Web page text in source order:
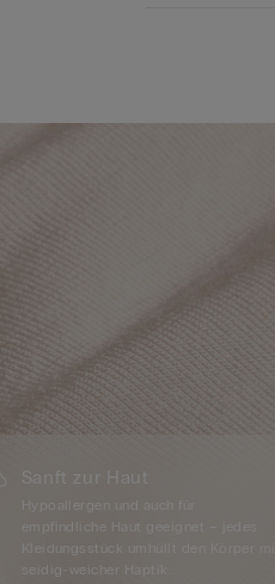
Sanft zur Haut
Hypoallergen und auch für
empfindliche Haut geeignet – jedes
Kleidungsstück umhüllt den Körper mit
seidig-weicher Haptik.